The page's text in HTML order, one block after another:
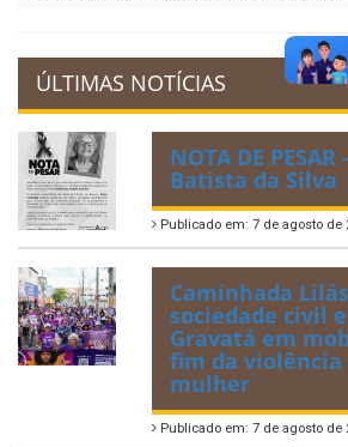
ÚLTIMAS NOTÍCIAS
NOTA DE
Batista da Silva
Publicado em: 7 de agosto de
Caminhada
sociedade civil
Gravatá em
fim da violência
mulher
Publicado em: 7 de agosto de